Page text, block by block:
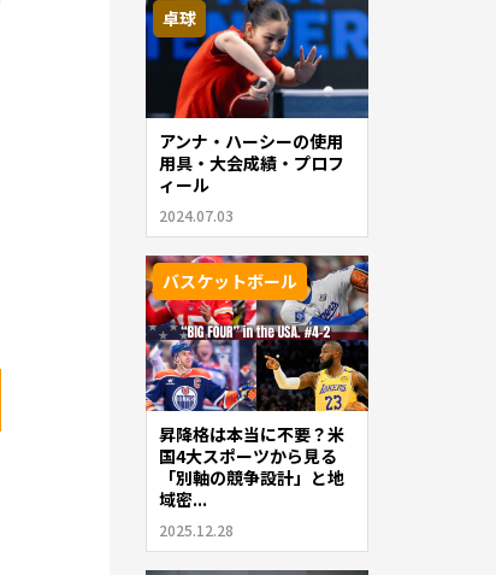
卓球
アンナ・ハーシーの使用
用具・大会成績・プロフ
ィール
2024.07.03
バスケットボール
昇降格は本当に不要？米
国4大スポーツから見る
「別軸の競争設計」と地
域密...
2025.12.28